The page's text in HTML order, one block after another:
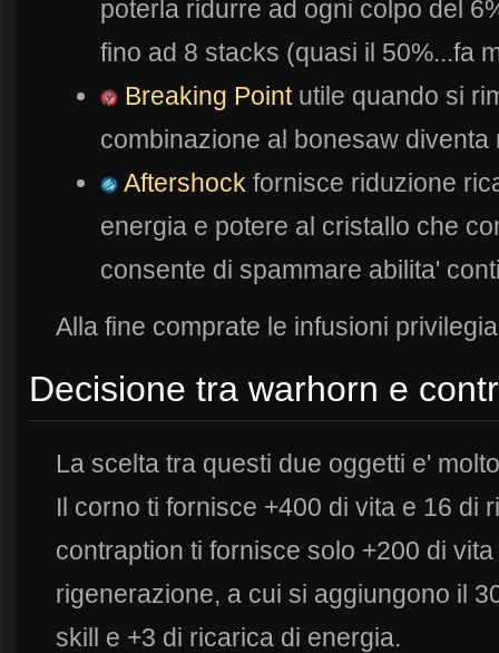
poterla ridurre ad ogni colpo del
fino ad 8 stacks (quasi il 50%...fa
Breaking Pointutile quando si
combinazione al bonesaw
Aftershock fornisce riduzione
energia e potere al cristallo che
consente di spammare abilita'
Alla fine comprate le infusioni
Decisione tra warhorn e
La scelta tra questi due oggetti e'
Il corno ti fornisce +400 di vita e 16 di
contraption ti fornisce solo +200 di
rigenerazione, a cui si aggiungono il
skill e +3 di ricarica di energia.